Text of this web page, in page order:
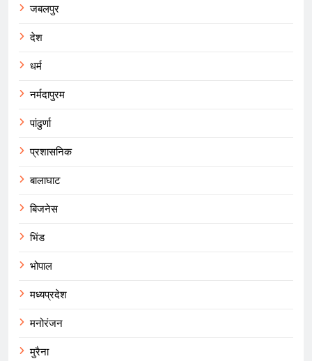
जबलपुर
देश
धर्म
नर्मदापुरम
पांढुर्णा
प्रशासनिक
बालाघाट
बिजनेस
भिंड
भोपाल
मध्यप्रदेश
मनोरंजन
मुरैना